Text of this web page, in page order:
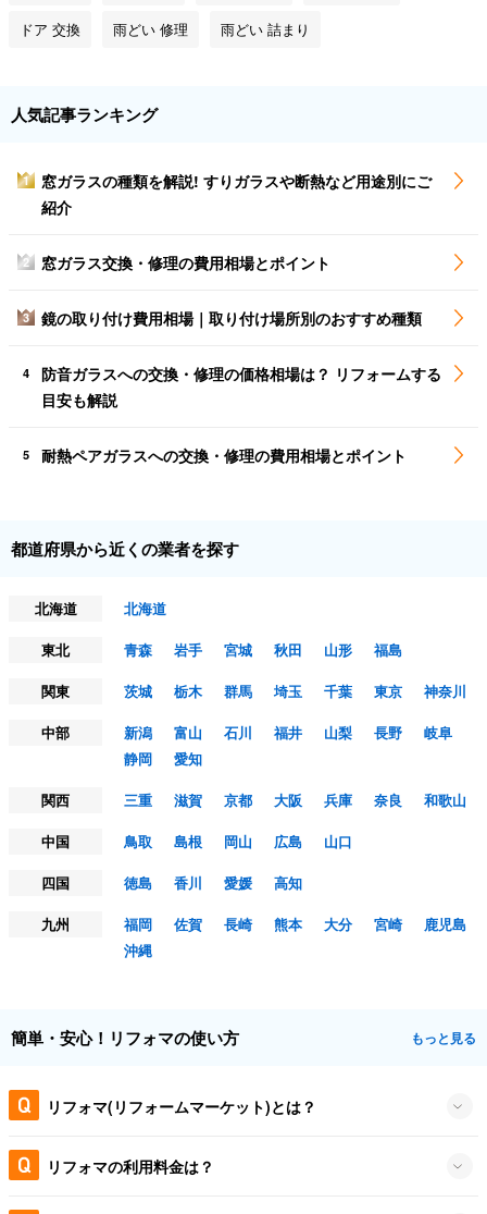
ドア 交換 雨どい 修理 雨どい 詰まり
人気記事ランキング
1
窓ガラスの種類を解説! すりガラスや断熱など用途別にご
紹介
2 窓ガラス交換・修理の費用相場とポイント
3 鏡の取り付け費用相場｜取り付け場所別のおすすめ種類
4
防音ガラスへの交換・修理の価格相場は？ リフォームする
目安も解説
5 耐熱ペアガラスへの交換・修理の費用相場とポイント
都道府県から近くの業者を探す
北海道
北海道
東北
青森 岩手 宮城 秋田 山形
福島
関東
茨城 栃木 群馬 埼玉 千葉 東京
神奈川
中部
新潟 富山 石川 福井 山梨 長野
岐阜
静岡
愛知
関西
三重 滋賀 京都 大阪 兵庫 奈良
和歌山
中国
鳥取 島根 岡山 広島
山口
四国
徳島 香川 愛媛
高知
九州
福岡 佐賀 長崎 熊本 大分 宮崎
鹿児島
沖縄
簡単・安心！リフォマの使い方 もっと見る
リフォマ(リフォームマーケット)とは？
リフォマの利用料金は？